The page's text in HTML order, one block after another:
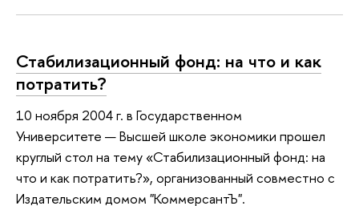
Стабилизационный фонд: на что и как
потратить?
10 ноября 2004 г. в Государственном
Университете — Высшей школе экономики прошел
круглый стол на тему «Стабилизационный фонд: на
что и как потратить?», организованный совместно с
Издательским домом "КоммерсантЪ".